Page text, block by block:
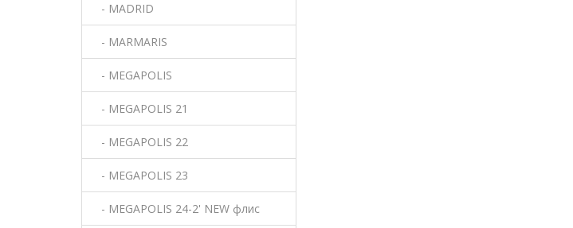
- MADRID
- MARMARIS
- MEGAPOLIS
- MEGAPOLIS 21
- MEGAPOLIS 22
- MEGAPOLIS 23
- MEGAPOLIS 24-2' NEW флис